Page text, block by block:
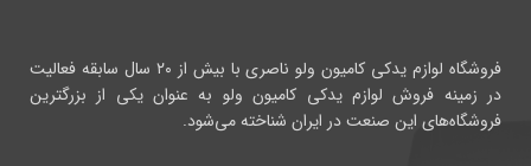
فروشگاه لوازم یدکی کامیون ولو ناصری با بیش از ۲۰ سال سابقه فعالیت
در زمینه فروش لوازم یدکی کامیون ولو به عنوان یکی از بزرگترین
فروشگاه‌های این صنعت در ایران شناخته می‌شود.